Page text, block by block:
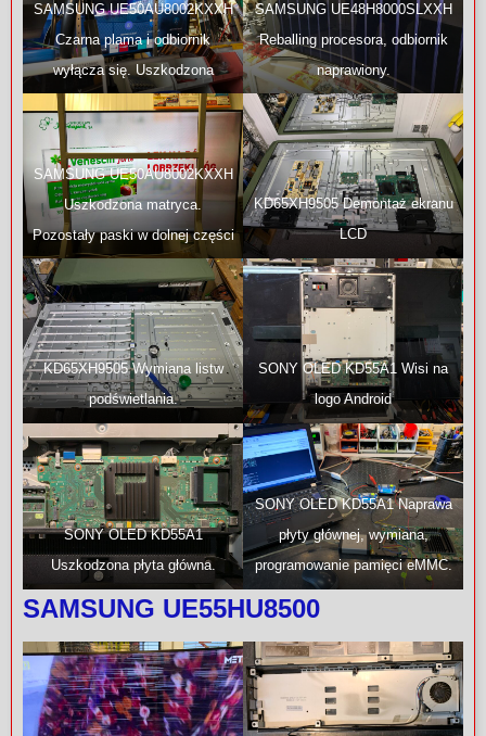
SAMSUNG UE50AU8002KXXH
Czarna plama i odbiornik
wyłącza się. Uszkodzona
matryca LCD.
SAMSUNG UE48H8000SLXXH
Reballing procesora, odbiornik
naprawiony.
SAMSUNG UE50AU8002KXXH
Uszkodzona matryca.
Pozostały paski w dolnej części
ekranu, ale oglądać można.
KD65XH9505 Demontaż ekranu
LCD
KD65XH9505 Wymiana listw
podświetlania.
SONY OLED KD55A1 Wisi na
logo Android
SONY OLED KD55A1
Uszkodzona płyta główna.
SONY OLED KD55A1 Naprawa
płyty głównej, wymiana,
programowanie pamięci eMMC.
SAMSUNG UE55HU8500